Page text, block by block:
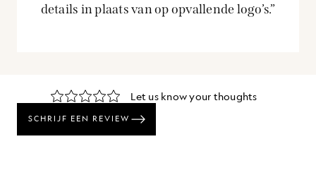
details in plaats van op opvallende logo’s.”